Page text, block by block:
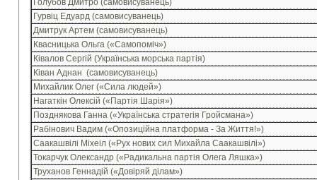
Голубов Дмитро (самовисуванець)
Гурвіц Едуард (самовисуванець)
Дмитрук Артем (самовисуванець)
Квасницька Ольга («Самопоміч»)
Ківалов Сергій (Українська морська партія)
Ківан Аднан (самовисуванець)
Михайлик Олег («Сила людей»)
Нагаткін Олексій («Партія Шарія»)
Позднякова Ганна («Українська стратегія Гройсмана»)
Рабінович Вадим («Опозиційна платформа - За Життя!»)
Саакашвілі Міхеіл («Рух нових сил Михайла Саакашвілі»)
Токарчук Олександр («Радикальна партія Олега Ляшка»)
Труханов Геннадій («Довіряй ділам»)